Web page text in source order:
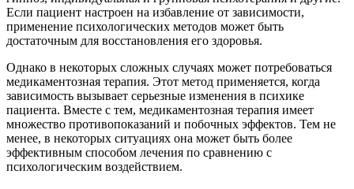
Если пациент настроен на избавление от зависимости,
применение психологических методов может быть
достаточным для восстановления его здоровья.
Однако в некоторых сложных случаях может потребоваться
медикаментозная терапия. Этот метод применяется, когда
зависимость вызывает серьезные изменения в психике
пациента. Вместе с тем, медикаментозная терапия имеет
множество противопоказаний и побочных эффектов. Тем не
менее, в некоторых ситуациях она может быть более
эффективным способом лечения по сравнению с
психологическим воздействием.